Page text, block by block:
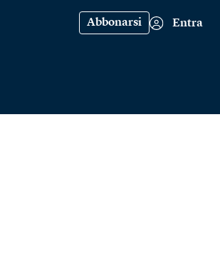
Abbonarsi Entra